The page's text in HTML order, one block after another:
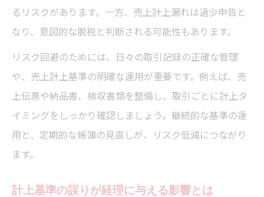
るリスクがあります。一方、売上計上漏れは過少申告と
なり、意図的な脱税と判断される可能性もあります。
リスク回避のためには、日々の取引記録の正確な管理
や、売上計上基準の明確な運用が重要です。例えば、売
上伝票や納品書、検収書類を整備し、取引ごとに計上タ
イミングをしっかり確認しましょう。継続的な基準の運
用と、定期的な帳簿の見直しが、リスク低減につながり
ます。
計上基準の誤りが経理に与える影響とは